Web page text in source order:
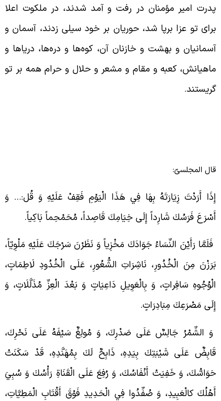
امیر مؤمنان در رفت و آمد شدند، در ملکوت اعلا
تو عزا برپا شد، حوریان بر خود سیلی زدند، آسمان و
و بهشت و خازنان آن، کوه‌ها و دره‌ها، دریاها و
کعبه و مقام و مشعر و حلال و حرام همه بر تو
المجلسیّ:
أَرَدْتَ زِيَارَتَهُ بِهَا فِي هَذَا الْيَوْمِ فَقِفْ عَلَيْهِ وَ قُل:‏… وَ
فَرَسُكَ شَارِداً إِلَى خِيَامِكَ قَاصِداً، مُحَمْحِماً بَاكِياً.
رَأَيْنَ النِّسَاءُ جَوَادَكَ مَخْزِياً وَ نَظَرْنَ سَرْجَكَ عَلَيْهِ مَلْوِيّاً،
مِنَ الْخُدُورِ، نَاشِرَاتِ الشُّعُورِ، عَلَى الْخُدُودِ لَاطِمَاتٍ،
سَافِراتٍ، وَ بِالْعَوِيلِ دَاعِيَاتٍ وَ بَعْدَ الْعِزِّ مُذَلَّلَاتٍ، وَ
مَصْرَعِكَ مِبَادِرَاتٍ.
الشِّمْرُ جَالِسٌ عَلَى صَدْرِكَ، وَ مُولِغٌ سَيْفَهُ عَلَى نَحْرِكَ،
عَلَى شَيْبَتِكَ بِيَدِهِ، ذَابِحٌ لَكَ بِمُهَنَّدِهِ، قَدْ سَكَنَتْ
وَ خَفِيَتْ أَنْفَاسُكَ، وَ رُفِعَ عَلَى الْقَنَاةِ رَأْسُكَ وَ سُبِيَ
كالْعَبِيدِ، وَ صُفِّدُوا فِي الْحَدِيدِ فَوْقَ أَقْتَابِ الْمَطِيَّاتِ،